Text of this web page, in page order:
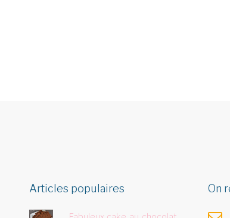
Articles populaires On